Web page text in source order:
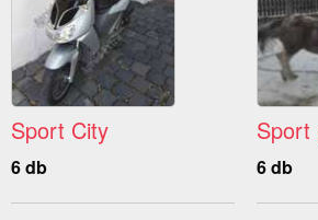
Sport City
6 db
Sport
6 db